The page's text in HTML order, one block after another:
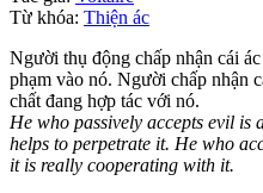
Từ khóa: Thiện ác
Người thụ động chấp nhận cái
phạm vào nó. Người chấp nhận
chất đang hợp tác với nó.
He who passively accepts evil is
helps to perpetrate it. He who
it is really cooperating with it.